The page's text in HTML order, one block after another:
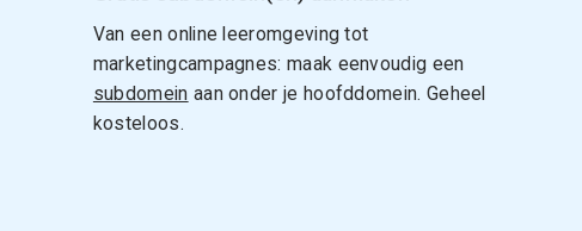
Van een online leeromgeving tot
marketingcampagnes: maak eenvoudig een
subdomein aan onder je hoofddomein. Geheel
kosteloos.